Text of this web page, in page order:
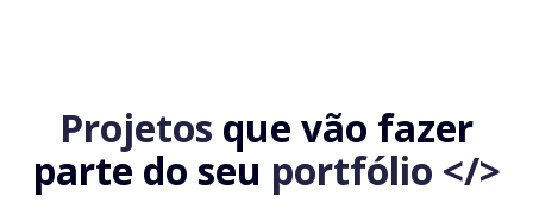
Projetos que vão fazer
parte do seu portfólio </>